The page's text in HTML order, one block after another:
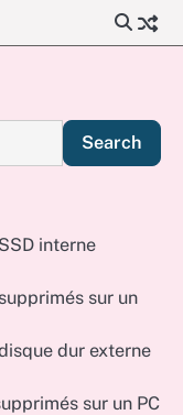
Search
interne
sur un
dur externe
sur un PC